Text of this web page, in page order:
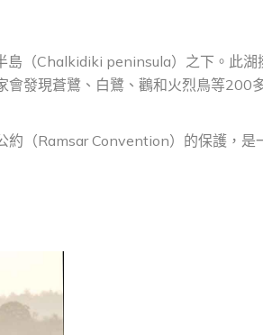
島（Chalkidiki peninsula）之下。此湖
會發現蒼鷺、白鷺、鸛和火烈鳥等200
約（Ramsar Convention）的保護，是